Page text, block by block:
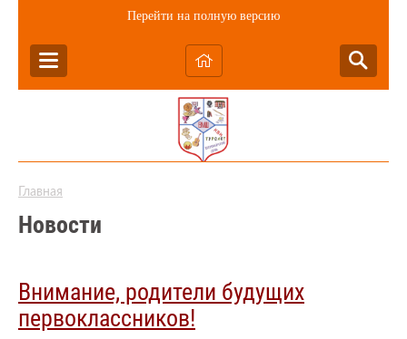
Перейти на полную версию
Главная
Новости
Внимание, родители будущих
первоклассников!